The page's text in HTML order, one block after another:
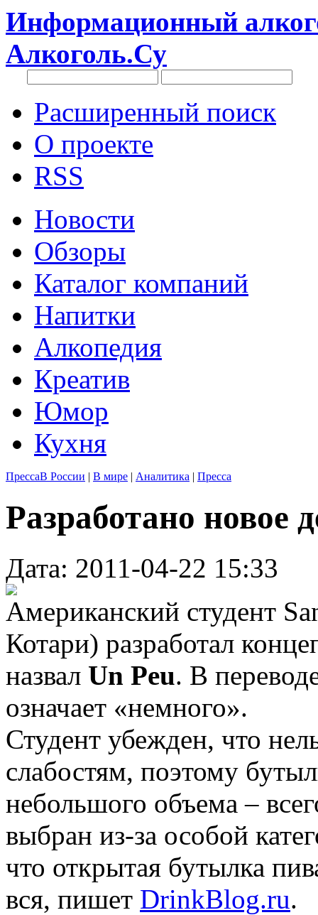
Информационный
Алкоголь.Су
Расширенный поиск
О проекте
RSS
Новости
Обзоры
Каталог компаний
Напитки
Алкопедия
Креатив
Юмор
Кухня
ПрессаВ России | В мире | Аналитика | Пресса
Разработано новое
Дата: 2011-04-22 15:33
Американский студент
Котари) разработал
назвал Un Peu. В
означает «немного».
Студент убежден, что
слабостям, поэтому
небольшого объема –
выбран из-за особой
что открытая бутылка
вся, пишет DrinkBlog.ru.